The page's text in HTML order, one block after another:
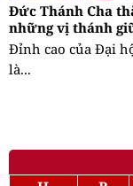
Đức Thánh Cha
những vị thánh
Đỉnh cao của Đại
là...